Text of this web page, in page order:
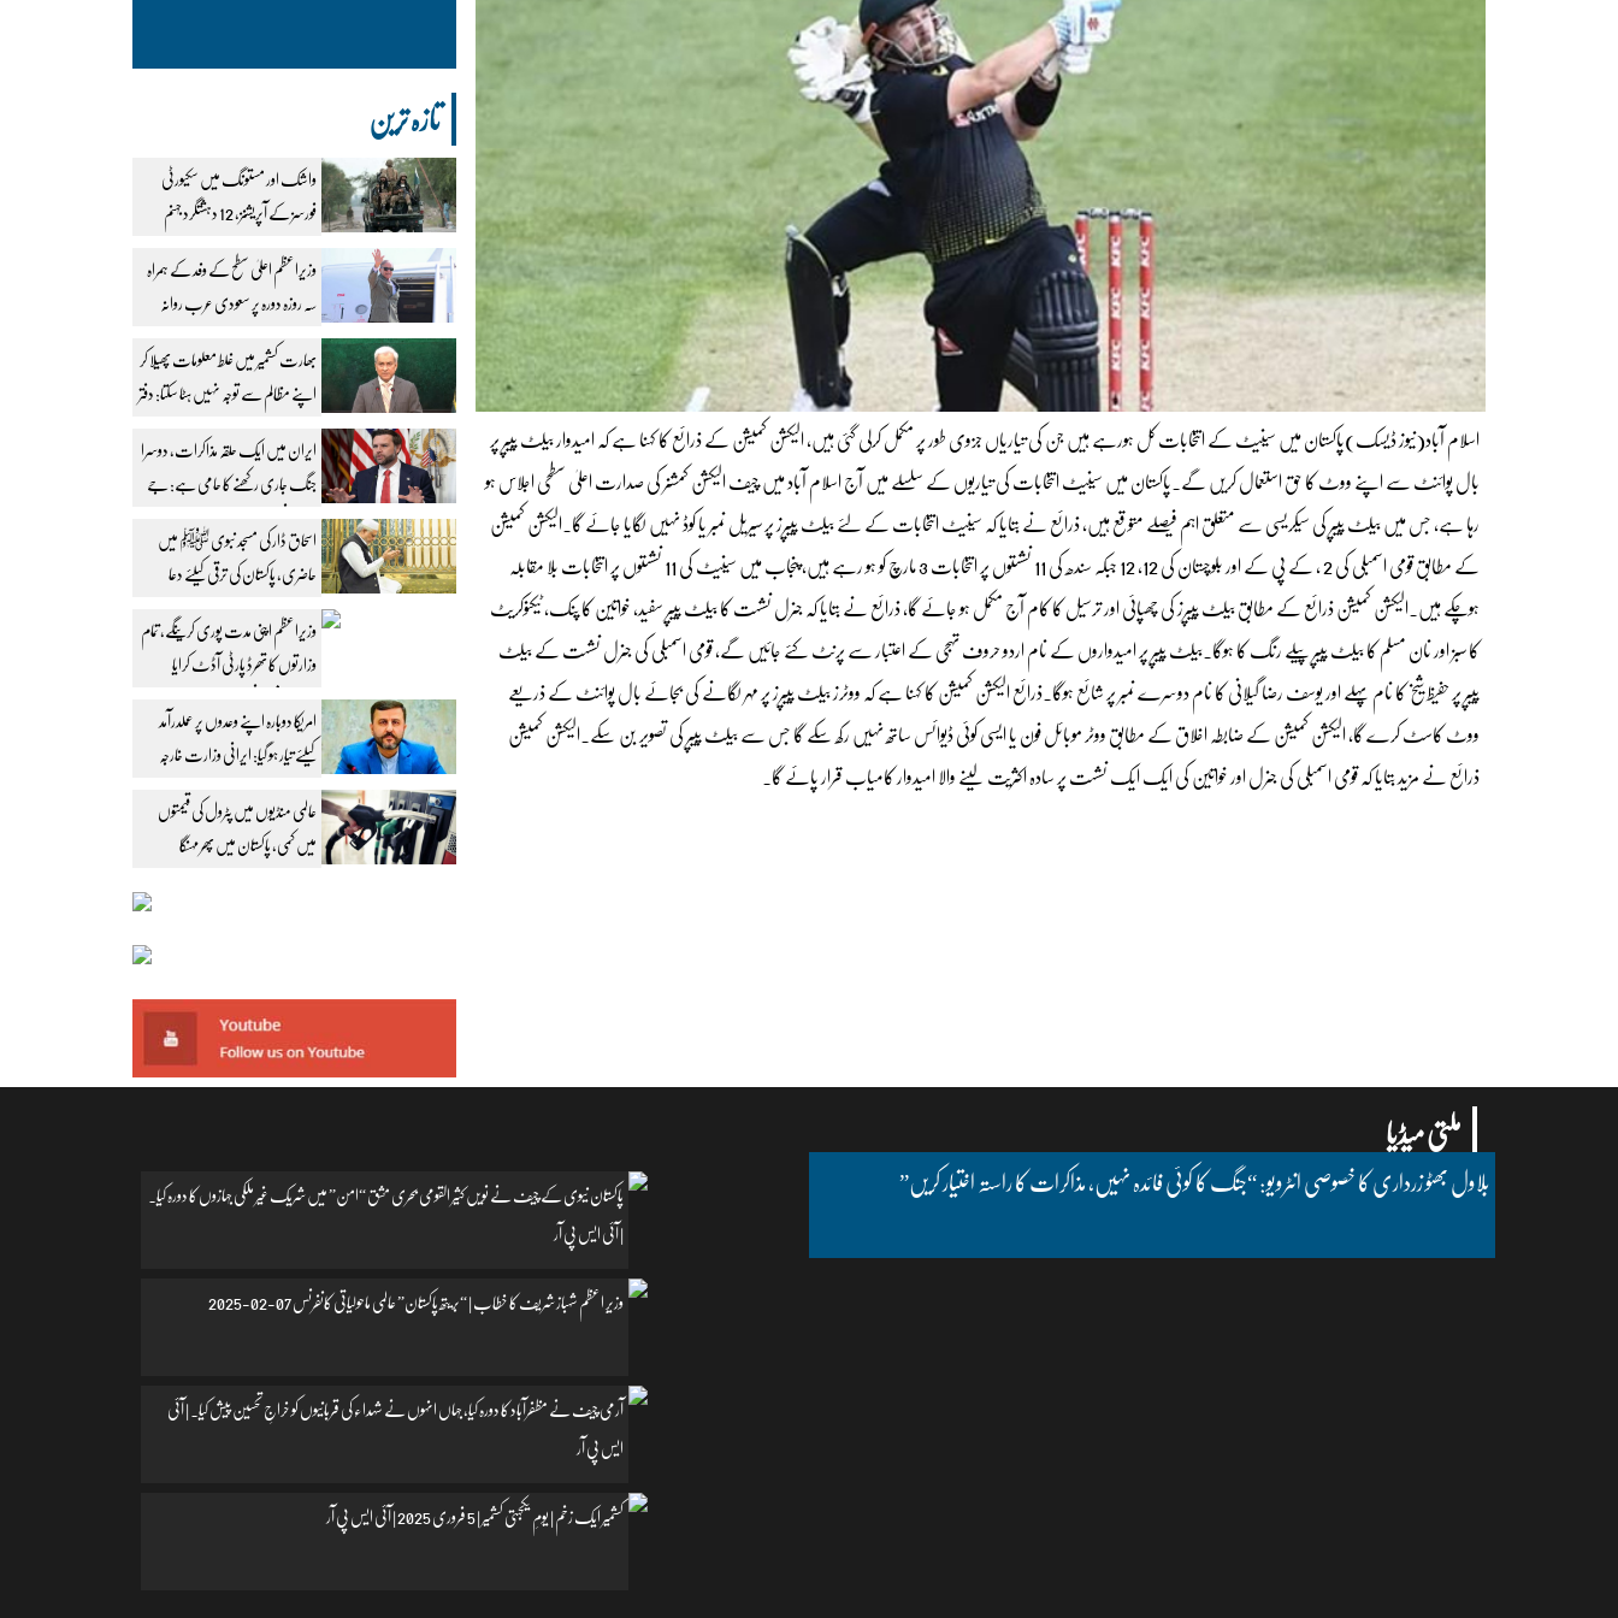
اسلام آباد(نیوز ڈیسک)پاکستان میں سینیٹ کے انتخابات کل ہورہے ہیں جن کی تیاریاں جزوی طور پر مکمل کرلی گئی ہیں، الیکشن کمیشن کے ذرائع کا کہنا ہے کہ امیدوار بیلٹ پیپر پر
بال پوائنٹ سے اپنے ووٹ کا حق استعمال کریں گے۔پاکستان میں سینیٹ انتخابات کی تیاریوں کے سلسلے میں آج اسلام آباد میں چیف الیکشن کمشنر کی صدارت اعلیٰ سطحی اجلاس ہو
رہا ہے، جس میں بیلٹ پیپر کی سیکریسی سے متعلق اہم فیصلے متوقع ہیں، ذرائع نے بتایا کہ سینیٹ انتخابات کے لئے بیلٹ پیپرز پر سیریل نمبر یا کوڈ نہیں لگایا جائے گا۔الیکشن کمیشن
کے مطابق قومی اسمبلی کی 2 ، کے پی کے اور بلوچستان کی 12، 12 جبکہ سندھ کی 11 نشستوں پر انتخابات 3 مارچ کو ہو رہے ہیں، پنجاب میں سینیٹ کی 11 نشستوں پر انتخابات بلا مقابلہ
ہوچکے ہیں۔الیکشن کمیشن ذرائع کے مطابق بیلٹ پیپرز کی چھپائی اور ترسیل کا کام آج مکمل ہو جائے گا، ذرائع نے بتایا کہ جنرل نشست کا بیلٹ پیپر سفید، خواتین کا پنک، ٹیکنوکریٹ
کا سبز اور نان مسلم کا بیلٹ پیپر پیلے رنگ کا ہوگا۔بیلٹ پیپر پر امیدواروں کے نام اردو حروف تہجی کے اعتبار سے پرنٹ کئے جائیں گے، قومی اسمبلی کی جنرل نشست کے بیلٹ
پیپر پر حفیظ شیخ کا نام پہلے اور یوسف رضا گیلانی کا نام دوسرے نمبر پر شائع ہوگا۔ذرائع الیکشن کمیشن کا کہنا ہے کہ ووٹرز بیلٹ پیپرز پر مہر لگانے کی بجائے بال پوائنٹ کے ذریعے
ووٹ کاسٹ کرے گا، الیکشن کمیشن کے ضابطہ اخلاق کے مطابق ووٹر موبائل فون یا ایسی کوئی ڈیوائس ساتھ نہیں رکھ سکے گا جس سے بیلٹ پیپر کی تصویر بن سکے۔الیکشن کمیشن
ذرائع نے مزید بتایا کہ قومی اسمبلی کی جنرل اور خواتین کی ایک ایک نشست پر سادہ اکثریت لینے والا امیدوار کامیاب قرار پائے گا۔
تازہ ترین
واشک اور مستونگ میں سکیورٹی
فورسز کے آپریشنز، 12 دہشتگرد جہنم
واصل
وزیراعظم اعلیٰ سطح کے وفد کے ہمراہ
سہ روزہ دورہ پر سعودی عرب روانہ
بھارت کشمیر میں غلط معلومات پھیلا کر
اپنے مظالم سے توجہ نہیں ہٹا سکتا: دفتر
ایران میں ایک حلقہ مذاکرات، دوسرا
جنگ جاری رکھنے کا حامی ہے: جے
ڈی وینس
اسحاق ڈار کی مسجد نبوی ﷺ میں
حاضری، پاکستان کی ترقی کیلئے دعا
وزیراعظم اپنی مدت پوری کرینگے، تمام
وزارتوں کا تھرڈ پارٹی آڈٹ کرایا
جائے: محسن نقوی
امریکا دوبارہ اپنے وعدوں پر عملدرآمد
کیلئے تیار ہو گیا: ایرانی وزارت خارجہ
عالمی منڈیوں میں پٹرول کی قیمتوں
میں کمی، پاکستان میں پھر مہنگا
ملتی میڈیا
بلاول بھٹو زرداری کا خصوصی انٹرویو: “جنگ کا کوئی فائدہ نہیں، مذاکرات کا راستہ اختیار کریں”
پاکستان نیوی کے چیف نے نویں کثیر القومی بحری مشق “امن” میں شریک غیر ملکی جہازوں کا دورہ کیا۔
| آئی ایس پی آر
وزیرِ اعظم شہباز شریف کا خطاب | “بریتھ پاکستان” عالمی ماحولیاتی کانفرنس 07-02-2025
آرمی چیف نے مظفرآباد کا دورہ کیا، جہاں انہوں نے شہداء کی قربانیوں کو خراجِ تحسین پیش کیا۔ | آئی
ایس پی آر
کشمیر ایک زخم | یومِ یکجہتی کشمیر | 5 فروری 2025 | آئی ایس پی آر